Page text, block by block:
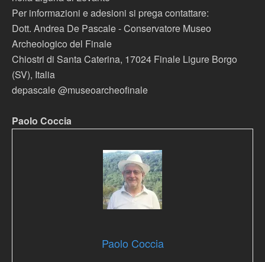
Per informazioni e adesioni si prega contattare:
Dott. Andrea De Pascale - Conservatore Museo
Archeologico del Finale
Chiostri di Santa Caterina, 17024 Finale Ligure Borgo
(SV), Italia
depascale @museoarcheofinale
Paolo Coccia
Paolo Coccia